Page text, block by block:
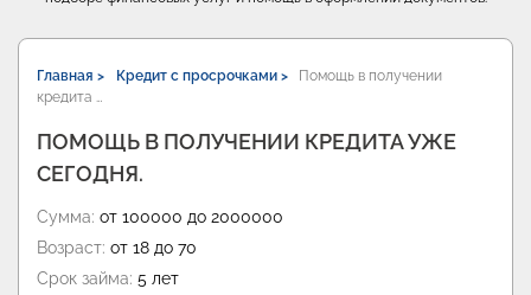
Главная > Кредит с просрочками >
Помощь в получении
кредита …
ПОМОЩЬ В ПОЛУЧЕНИИ КРЕДИТА УЖЕ
СЕГОДНЯ.
Сумма: от 100000 до 2000000
Возраст: от 18 до 70
Срок займа: 5 лет